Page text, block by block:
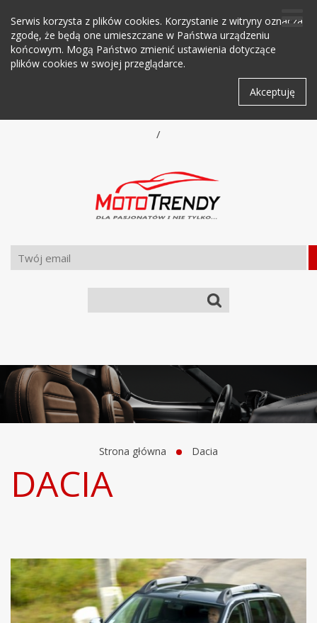
Serwis korzysta z plików cookies. Korzystanie z witryny oznacza
zgodę, że będą one umieszczane w Państwa urządzeniu
końcowym. Mogą Państwo zmienić ustawienia dotyczące
plików cookies w swojej przeglądarce.
Akceptuję
/
Strona główna Dacia
DACIA